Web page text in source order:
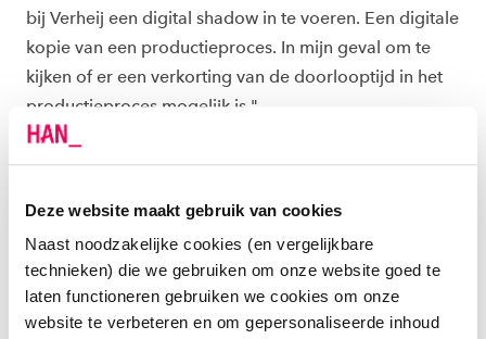
Deze website maakt gebruik van cookies
Naast noodzakelijke cookies (en vergelijkbare
technieken) die we gebruiken om onze website goed te
laten functioneren gebruiken we cookies om onze
website te verbeteren en om gepersonaliseerde inhoud
bij Verheij een digital shadow in te voeren. Een digitale
kopie van een productieproces. In mijn geval om te
kijken of er een verkorting van de doorlooptijd in het
productieproces mogelijk is."
Ard en Sander liepen een half jaar 3 dagen per week
onderzoek van Ard bood aanknopingspunten voor
verdere studie. Zoveel aanknopingspunten dat we er
samen met een student van Embedded Systems
Engineeringen een student vanWerktuigbouwkunde